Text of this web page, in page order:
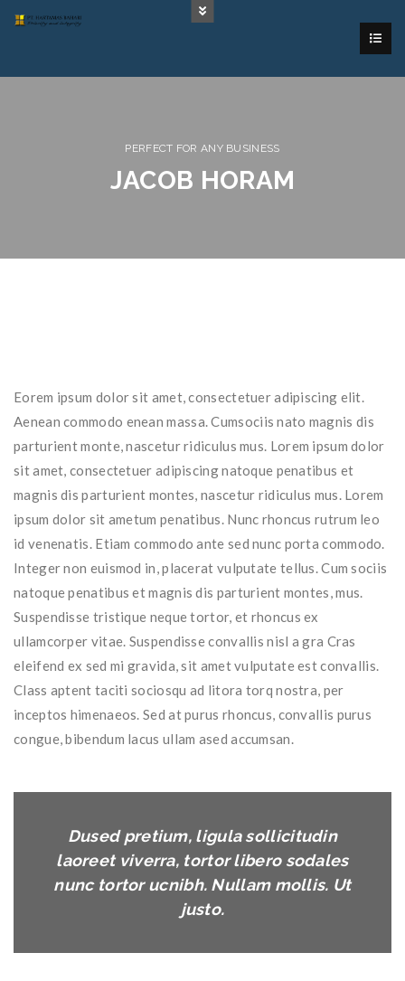
PERFECT FOR ANY BUSINESS
JACOB HORAM
Eorem ipsum dolor sit amet, consectetuer adipiscing elit.
Aenean commodo enean massa. Cumsociis nato magnis dis
parturient monte, nascetur ridiculus mus. Lorem ipsum dolor
sit amet, consectetuer adipiscing natoque penatibus et
magnis dis parturient montes, nascetur ridiculus mus. Lorem
ipsum dolor sit ametum penatibus. Nunc rhoncus rutrum leo
id venenatis. Etiam commodo ante sed nunc porta commodo.
Integer non euismod in, placerat vulputate tellus. Cum sociis
natoque penatibus et magnis dis parturient montes, mus.
Suspendisse tristique neque tortor, et rhoncus ex
ullamcorper vitae. Suspendisse convallis nisl a gra Cras
eleifend ex sed mi gravida, sit amet vulputate est convallis.
Class aptent taciti sociosqu ad litora torq nostra, per
inceptos himenaeos. Sed at purus rhoncus, convallis purus
congue, bibendum lacus ullam ased accumsan.
Dused pretium, ligula sollicitudin
laoreet viverra, tortor libero sodales
nunc tortor ucnibh. Nullam mollis. Ut
justo.